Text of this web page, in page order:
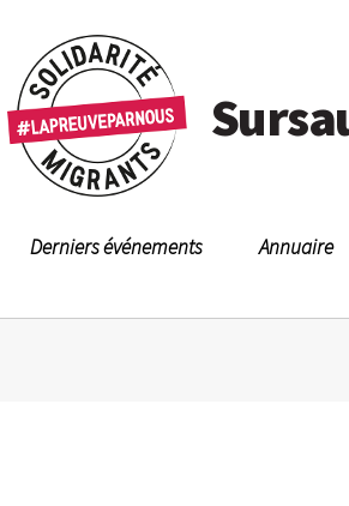
Derniers événements Annuaire